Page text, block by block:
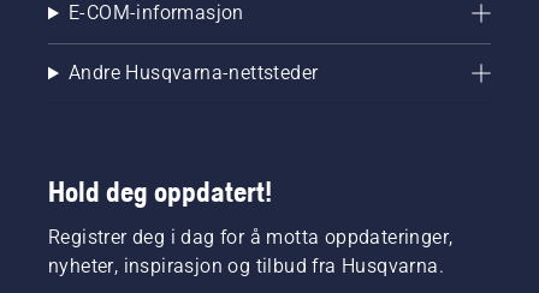
E-COM-informasjon
Andre Husqvarna-nettsteder
Hold deg oppdatert!
Registrer deg i dag for å motta oppdateringer,
nyheter, inspirasjon og tilbud fra Husqvarna.